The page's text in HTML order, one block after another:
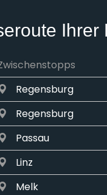
Ihrer
Regensburg
Regensburg
Passau
Linz
Melk